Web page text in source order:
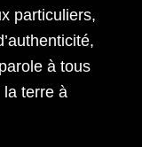
particuliers,
à tous
la terre à